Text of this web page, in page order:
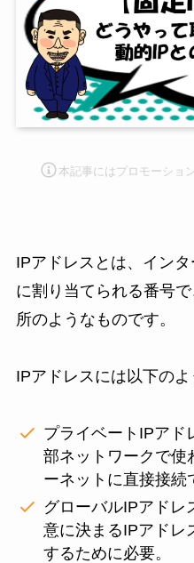
本記事にはプロモーショ
IPアドレスとは、イン
に割り当てられる番号
所のようなものです。
IPアドレスには以下のよ
プライベートIPアド
部ネットワークで使
ーネットに直接接続
グローバルIPアドレ
意に決まるIPアドレ
するために必要。